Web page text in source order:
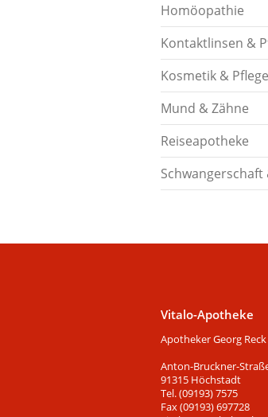
Homöopathie
Kontaktlinsen &
Kosmetik & Pflege
Mund & Zähne
Reiseapotheke
Schwangerschaft
Vitalo-Apotheke
Apotheker Georg Reck
Anton-Bruckner-
91315 Höchstadt
Tel. (09193) 7575
Fax (09193) 697728